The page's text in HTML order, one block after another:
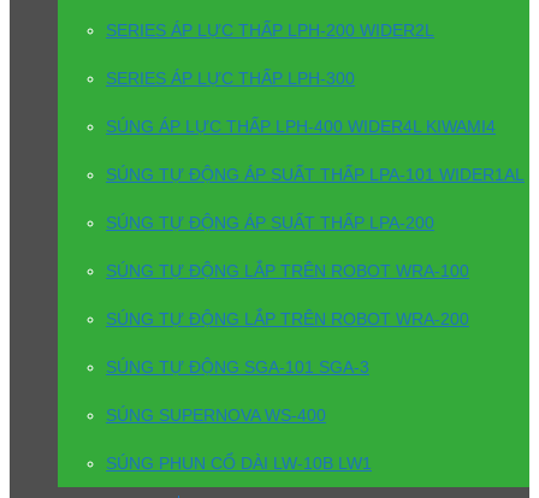
SERIES ÁP LỰC THẤP LPH-200 WIDER2L
SERIES ÁP LỰC THẤP LPH-300
SÚNG ÁP LỰC THẤP LPH-400 WIDER4L KIWAMI4
SÚNG TỰ ĐỘNG ÁP SUẤT THẤP LPA-101 WIDER1AL
SÚNG TỰ ĐỘNG ÁP SUẤT THẤP LPA-200
SÚNG TỰ ĐỘNG LẮP TRÊN ROBOT WRA-100
SÚNG TỰ ĐỘNG LẮP TRÊN ROBOT WRA-200
SÚNG TỰ ĐỘNG SGA-101 SGA-3
SÚNG SUPERNOVA WS-400
SÚNG PHUN CỔ DÀI LW-10B LW1